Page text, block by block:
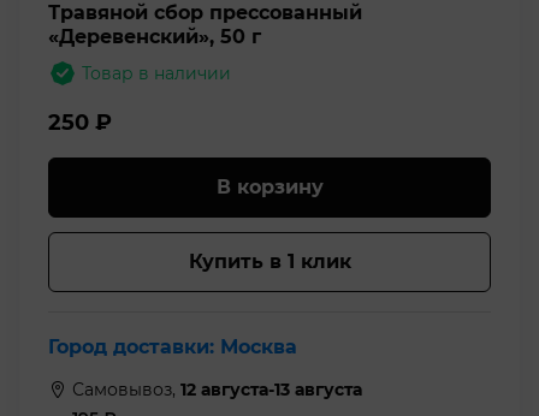
Травяной сбор прессованный
«Деревенский», 50 г
Товар в наличии
250 ₽
В корзину
Купить в 1 клик
Город доставки: Москва
Самовывоз, 12 августа-13 августа